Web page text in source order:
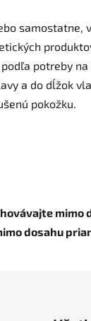
samostatne,
potreby
a do dĺžok
pokožku.
dosahu